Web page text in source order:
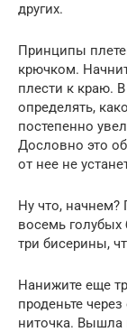
других.
Принципы
крючком.
плести к краю.
определять,
постепенно
Дословно это
от нее не
Ну что, начнем?
восемь голубых
три бисерины,
Нанижите еще
проденьте
ниточка. Вышла